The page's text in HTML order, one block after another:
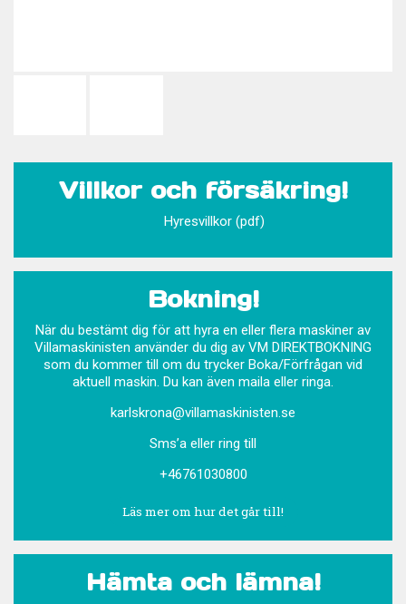
Villkor och försäkring!
Hyresvillkor (pdf)
Bokning!
När du bestämt dig för att hyra en eller flera maskiner av
Villamaskinisten använder du dig av VM DIREKTBOKNING
som du kommer till om du trycker Boka/Förfrågan vid
aktuell maskin. Du kan även maila eller ringa.
karlskrona@villamaskinisten.se
Sms’a eller ring till
+46761030800
Läs mer om hur det går till!
Hämta och lämna!